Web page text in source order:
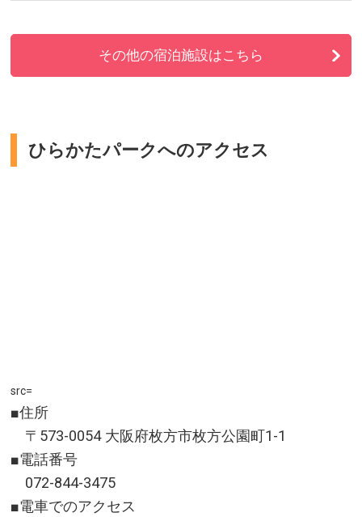
その他の宿泊施設はこちら
ひらかたパークへのアクセス
src=
■住所
〒573-0054 大阪府枚方市枚方公園町1-1
■電話番号
072-844-3475
■電車でのアクセス